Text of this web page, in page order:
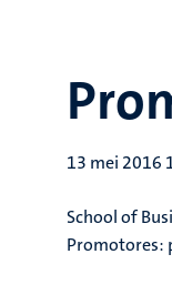
13 mei 2016
School of
Promotores: